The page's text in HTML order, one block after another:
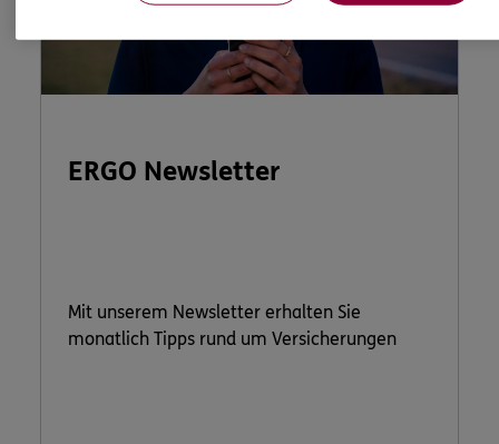
ERGO Newsletter
Mit unserem Newsletter erhalten Sie
monatlich Tipps rund um Versicherungen